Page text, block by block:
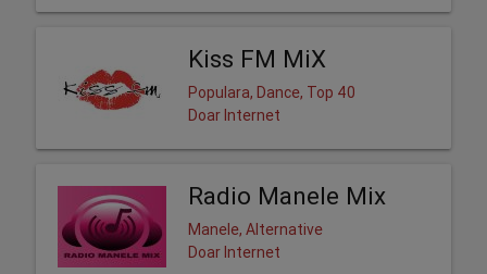
Kiss FM MiX
Populara, Dance, Top 40
Doar Internet
Radio Manele Mix
Manele, Alternative
Doar Internet